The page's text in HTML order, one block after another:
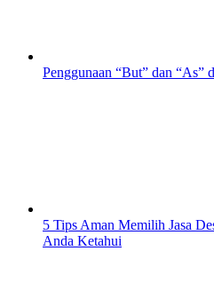
Penggunaan “But” dan “As”
5 Tips Aman Memilih Jasa
Anda Ketahui